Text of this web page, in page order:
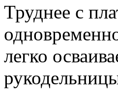
Труднее с
легко